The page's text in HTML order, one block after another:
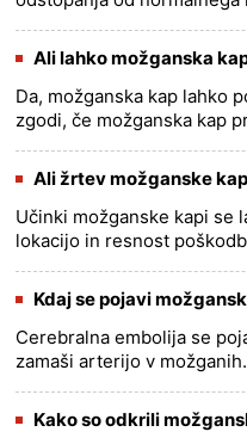
možgansko kap preko ve......
Ali lahko možganska
Da, možganska kap lahko
zgodi, če možganska kap
vizualne inform......
more
Ali žrtev možganske
Učinki možganske kapi se
lokacijo in resnost
njih, ali ko......
more >>
Kdaj se pojavi
Cerebralna embolija se
zamaši arterijo v
art......
more >>
Kako so odkrili